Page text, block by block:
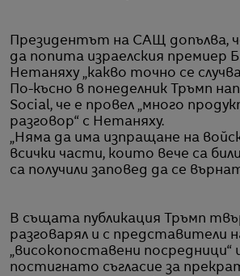
Президентът на САЩ допълва,
да попита израелския премиер
Нетаняху „какво точно се
По-късно в понеделник Тръмп
Social, че е провел „много
разговор“ с Нетаняху.
„Няма да има изпращане на
всички части, които вече са
са получили заповед да се
В същата публикация Тръмп
разговарял и с представители
„високопоставени посредници“
постигнато съгласие за